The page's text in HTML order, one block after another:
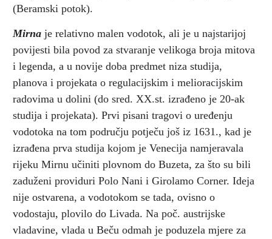
(Beramski potok).
Mirna je relativno malen vodotok, ali je u najstarijoj
povijesti bila povod za stvaranje velikoga broja mitova
i legenda, a u novije doba predmet niza studija,
planova i projekata o regulacijskim i melioracijskim
radovima u dolini (do sred. XX.st. izrađeno je 20-ak
studija i projekata). Prvi pisani tragovi o uređenju
vodotoka na tom području potječu još iz 1631., kad je
izrađena prva studija kojom je Venecija namjeravala
rijeku Mirnu učiniti plovnom do Buzeta, za što su bili
zaduženi providuri Polo Nani i Girolamo Corner. Ideja
nije ostvarena, a vodotokom se tada, ovisno o
vodostaju, plovilo do Livada. Na poč. austrijske
vladavine, vlada u Beču odmah je poduzela mjere za